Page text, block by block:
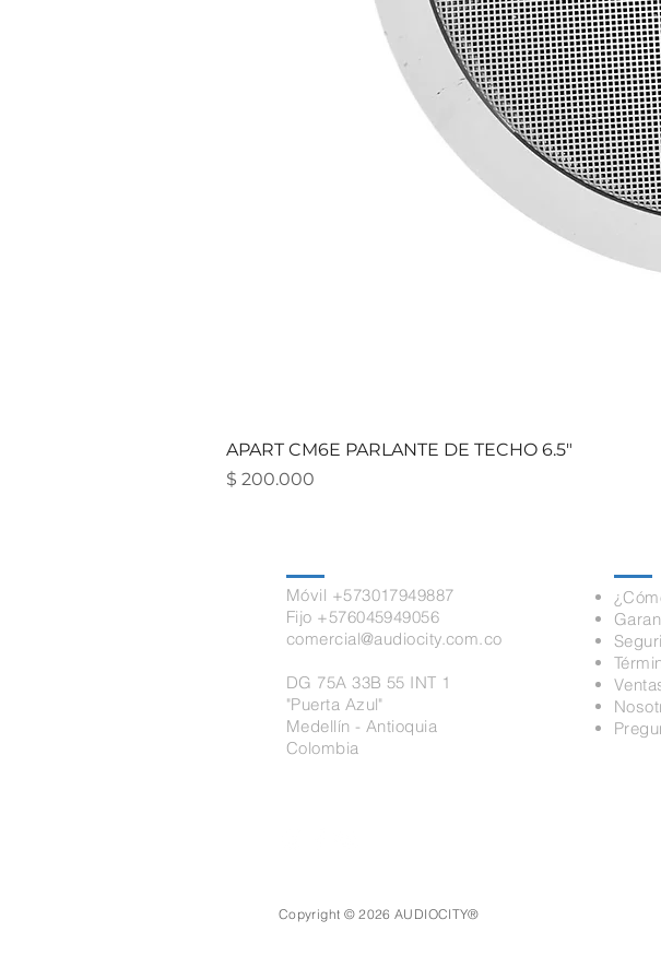
APART CM6E PARLANTE DE TECHO 6.5"
Precio
$ 200.000
Móvil +573017949887
Fijo +576045949056
comercial@audiocity.com.co
DG 75A 33B 55 INT 1
"Puerta Azul"
Medellín - Antioquia
Colombia
Copyright © 2026 AUDIOCITY®